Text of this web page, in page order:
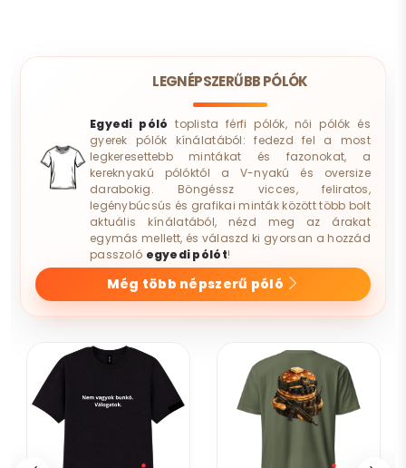
LEGNÉPSZERŰBB PÓLÓK
Egyedi póló toplista férfi pólók, női pólók és
gyerek pólók kínálatából: fedezd fel a most
legkeresettebb mintákat és fazonokat, a
kereknyakú pólóktól a V-nyakú és oversize
darabokig. Böngéssz vicces, feliratos,
legénybúcsús és grafikai minták között több bolt
aktuális kínálatából, nézd meg az árakat
egymás mellett, és válaszd ki gyorsan a hozzád
passzoló egyedi pólót!
Még több népszerű póló